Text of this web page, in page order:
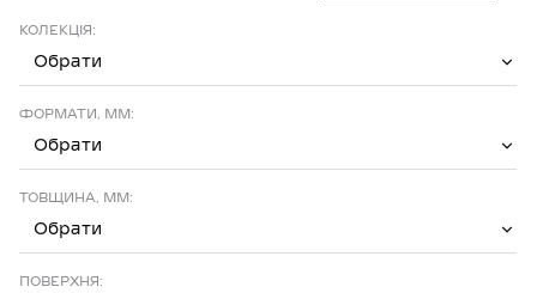
КОЛЕКЦІЯ:
Обрати
ФОРМАТИ, ММ:
Обрати
ТОВЩИНА, ММ:
Обрати
ПОВЕРХНЯ: